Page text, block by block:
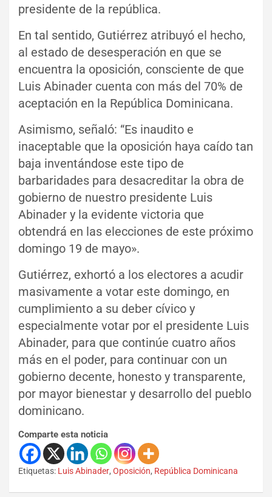
presidente de la república.
En tal sentido, Gutiérrez atribuyó el hecho,
al estado de desesperación en que se
encuentra la oposición, consciente de que
Luis Abinader cuenta con más del 70% de
aceptación en la República Dominicana.
Asimismo, señaló: “Es inaudito e
inaceptable que la oposición haya caído tan
baja inventándose este tipo de
barbaridades para desacreditar la obra de
gobierno de nuestro presidente Luis
Abinader y la evidente victoria que
obtendrá en las elecciones de este próximo
domingo 19 de mayo».
Gutiérrez, exhortó a los electores a acudir
masivamente a votar este domingo, en
cumplimiento a su deber cívico y
especialmente votar por el presidente Luis
Abinader, para que continúe cuatro años
más en el poder, para continuar con un
gobierno decente, honesto y transparente,
por mayor bienestar y desarrollo del pueblo
dominicano.
Comparte esta noticia
Etiquetas: Luis Abinader, Oposición, República Dominicana